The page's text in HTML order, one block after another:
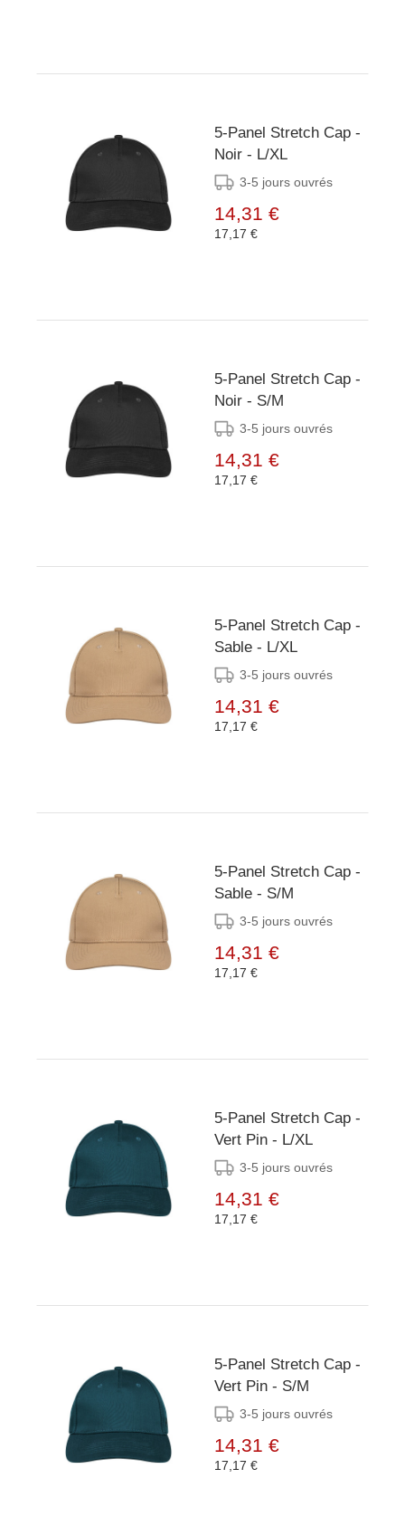
5-Panel Stretch Cap -
Noir - L/XL
3-5 jours ouvrés
14,31 €
17,17 €
5-Panel Stretch Cap -
Noir - S/M
3-5 jours ouvrés
14,31 €
17,17 €
5-Panel Stretch Cap -
Sable - L/XL
3-5 jours ouvrés
14,31 €
17,17 €
5-Panel Stretch Cap -
Sable - S/M
3-5 jours ouvrés
14,31 €
17,17 €
5-Panel Stretch Cap -
Vert Pin - L/XL
3-5 jours ouvrés
14,31 €
17,17 €
5-Panel Stretch Cap -
Vert Pin - S/M
3-5 jours ouvrés
14,31 €
17,17 €